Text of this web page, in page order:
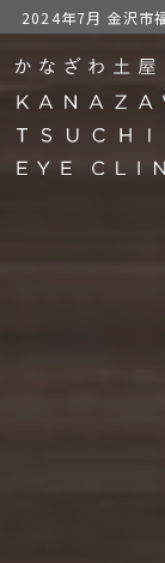
2024年7月 金沢市